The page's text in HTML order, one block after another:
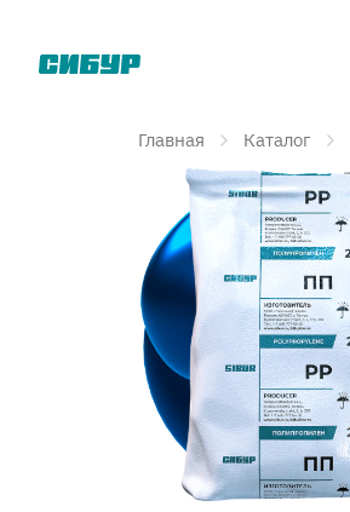
Главная Каталог